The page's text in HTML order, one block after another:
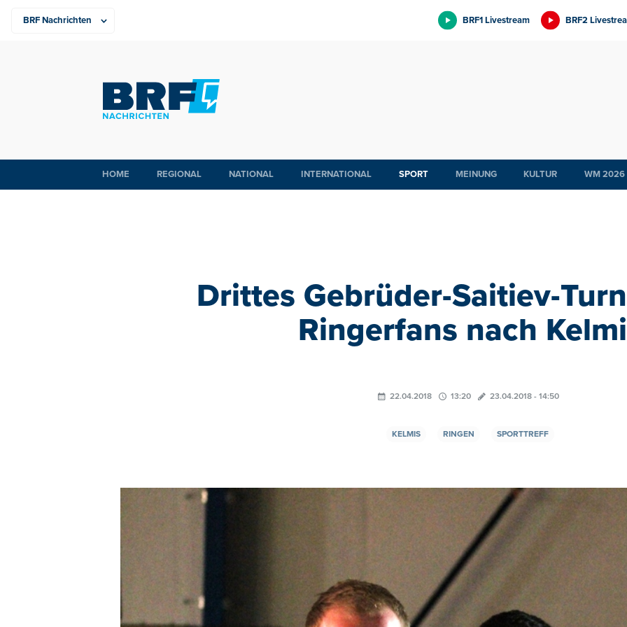
BRF1 Livestream BRF2
HOME REGIONAL NATIONAL INTERNATIONAL SPORT MEINUNG KULTUR WM 2026
Drittes Gebrüder-Saitiev-
Ringerfans nach
22.04.2018 13:20 23.04.2018 - 14:50
KELMIS RINGEN SPORTTREFF